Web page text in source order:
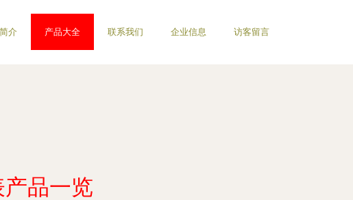
介 产品大全 联系我们 企业信息 访客留言
产品一览